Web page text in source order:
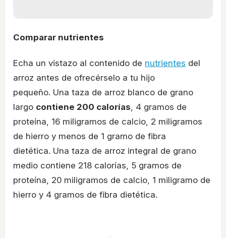
Comparar nutrientes
Echa un vistazo al contenido de nutrientes del
arroz antes de ofrecérselo a tu hijo
pequeño. Una taza de arroz blanco de grano
largo contiene 200 calorías, 4 gramos de
proteína, 16 miligramos de calcio, 2 miligramos
de hierro y menos de 1 gramo de fibra
dietética. Una taza de arroz integral de grano
medio contiene 218 calorías, 5 gramos de
proteína, 20 miligramos de calcio, 1 miligramo de
hierro y 4 gramos de fibra dietética.